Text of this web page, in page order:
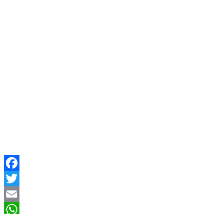
Facebook
Twitter
Email